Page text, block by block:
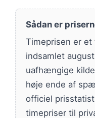
Sådan er
Timeprisen er et
indsamlet
uafhængige
høje ende af
officiel
timepriser til